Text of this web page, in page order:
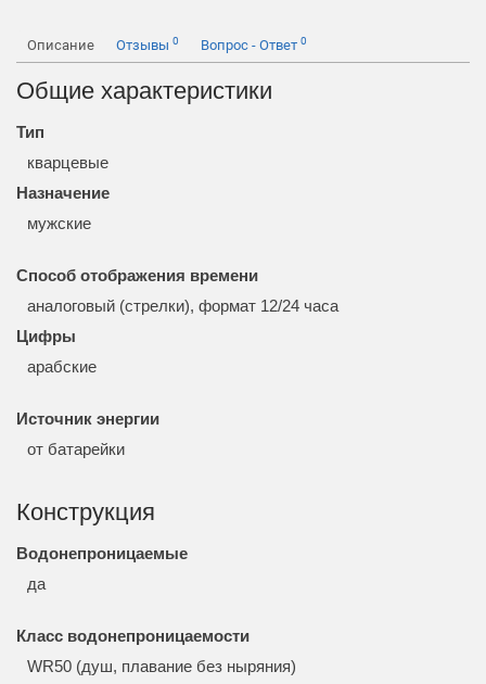
Описание Отзывы 0 Вопрос - Ответ 0
Общие характеристики
Тип
кварцевые
Назначение
мужские
Способ отображения времени
аналоговый (стрелки), формат 12/24 часа
Цифры
арабские
Источник энергии
от батарейки
Конструкция
Водонепроницаемые
да
Класс водонепроницаемости
WR50 (душ, плавание без ныряния)